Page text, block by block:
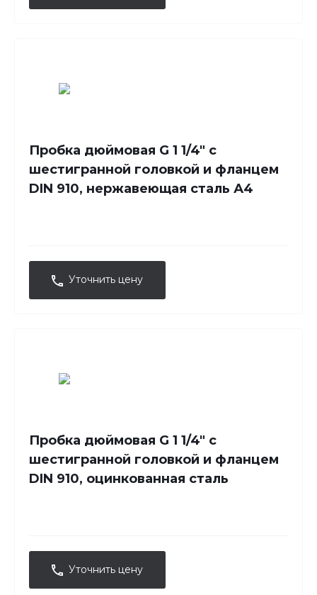
Пробка дюймовая G 1 1/4" с
шестигранной головкой и фланцем
DIN 910, нержавеющая сталь А4
Уточнить цену
Пробка дюймовая G 1 1/4" с
шестигранной головкой и фланцем
DIN 910, оцинкованная сталь
Уточнить цену